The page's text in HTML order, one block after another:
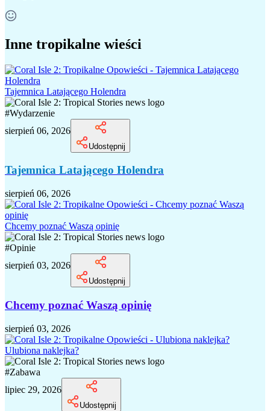
Inne tropikalne wieści
Tajemnica Latającego Holendra
#Wydarzenie
sierpień 06, 2026
Udostępnij
Tajemnica Latającego Holendra
sierpień 06, 2026
Chcemy poznać Waszą opinię
#Opinie
sierpień 03, 2026
Udostępnij
Chcemy poznać Waszą opinię
sierpień 03, 2026
Ulubiona naklejka?
#Zabawa
lipiec 29, 2026
Udostępnij